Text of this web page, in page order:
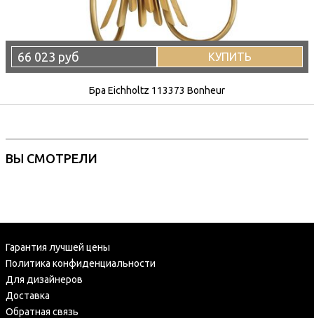
66 023 руб КУПИТЬ
Бра Eichholtz 113373 Bonheur
ВЫ СМОТРЕЛИ
Гарантия лучшей цены
Политика конфиденциальности
Для дизайнеров
Доставка
Обратная связь